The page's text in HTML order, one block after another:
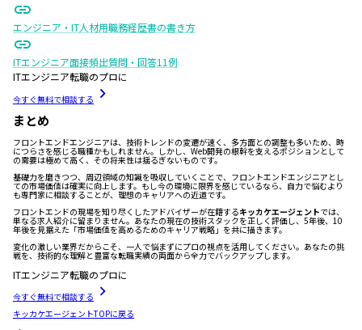
エンジニア・IT人材用職務経歴書の書き方
ITエンジニア面接頻出質問・回答11例
ITエンジニア転職のプロに
今すぐ無料で相談する
まとめ
フロントエンドエンジニアは、技術トレンドの変遷が速く、多方面との調整も多いため、時
につらさを感じる職種かもしれません。しかし、Web開発の根幹を支えるポジションとして
の需要は極めて高く、その将来性は揺るぎないものです。
基礎力を磨きつつ、周辺領域の知識を吸収していくことで、フロントエンドエンジニアとし
ての市場価値は確実に向上します。もし今の環境に限界を感じているなら、自力で悩むより
も専門家に相談することが、理想のキャリアへの近道です。
フロントエンドの現場を知り尽くしたアドバイザーが在籍するキッカケエージェントでは、
単なる求人紹介に留まりません。あなたの現在の技術スタックを正しく評価し、5年後、10
年後を見据えた「市場価値を高めるためのキャリア戦略」を共に描きます。
変化の激しい業界だからこそ、一人で悩まずにプロの視点を活用してください。あなたの挑
戦を、技術的な理解と豊富な転職実績の両面から全力でバックアップします。
ITエンジニア転職のプロに
今すぐ無料で相談する
キッカケエージェントTOPに戻る